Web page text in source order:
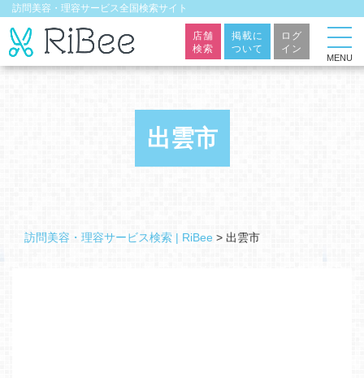
訪問美容・理容サービス全国検索サイト
店舗
検索
掲載に
ついて
ログ
イン
MENU
出雲市
訪問美容・理容サービス検索 | RiBee > 出雲市